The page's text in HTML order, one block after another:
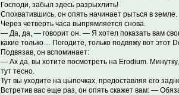
Господи, забыл здесь разрыхлить!
Спохватившись, он опять начинает рыться в земле.
Через четверть часа выпрямляется снова.
— Да, да, — говорит он. — Я хотел показать вам
какие только… Погодите, только подвяжу вот этот
Подвязав, он вспоминает:
— Ах да, вы хотите посмотреть на Erodium.
тут тесно.
Тут вы уходите на цыпочках, предоставляя его
Встретив вас еще раз, он опять скажет вам: —